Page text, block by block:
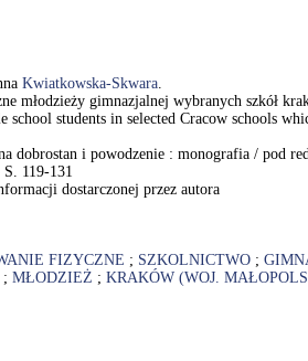
Kwiatkowska-Skwara.
młodzieży gimnazjalnej wybranych szkół
school students in selected Cracow schools
dobrostan i powodzenie : monografia / pod
119-131
dostarczonej przez autora
FIZYCZNE ; SZKOLNICTWO ;
; MŁODZIEŻ ; KRAKÓW (WOJ.